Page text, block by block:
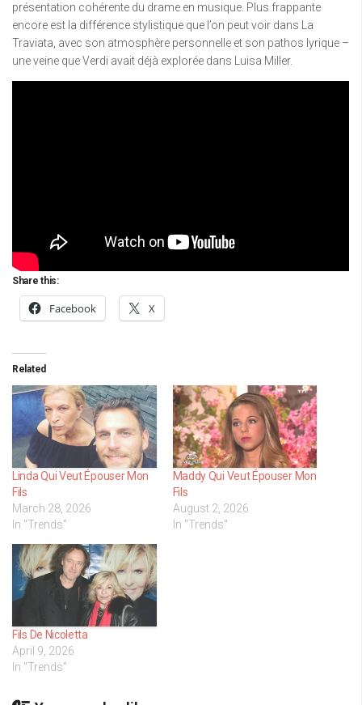
présentation cohérente du drame en musique. Plus frappante
encore est la différence stylistique que l’on peut voir dans La
Traviata, avec son atmosphère personnelle et son pathos lyrique –
une veine que Verdi avait déjà explorée dans Luisa Miller.
Share this:
Facebook X
Related
Linda Qui Veut Épouser Mon
Fils
March 28, 2026
In "Trends"
Maddy Qui Veut Épouser Mon
Fils
August 2, 2026
In "Trends"
Fils De Nicoletta
April 9, 2026
In "Trends"